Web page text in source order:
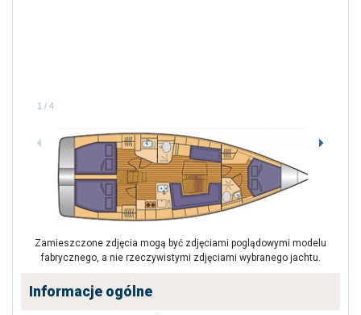
1 / 4
Zamieszczone zdjęcia mogą być zdjęciami poglądowymi modelu
fabrycznego, a nie rzeczywistymi zdjęciami wybranego jachtu.
Informacje ogólne